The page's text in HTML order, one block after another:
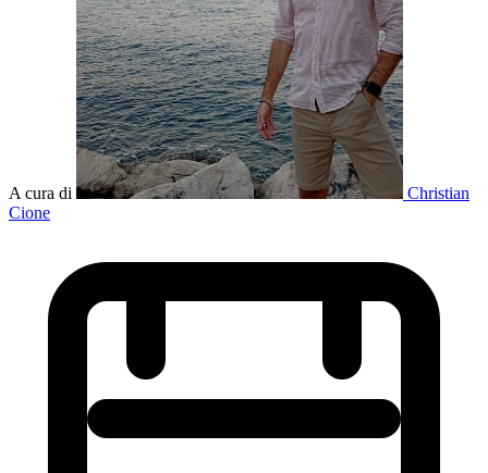
A cura di
Christian
Cione